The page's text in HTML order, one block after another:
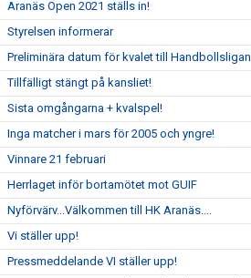
Aranäs Open 2021 ställs in!
Styrelsen informerar
Preliminära datum för kvalet till Handbollsligan
Tillfälligt stängt på kansliet!
Sista omgångarna + kvalspel!
Inga matcher i mars för 2005 och yngre!
Vinnare 21 februari
Herrlaget inför bortamötet mot GUIF
Nyförvärv...Välkommen till HK Aranäs....
Vi ställer upp!
Pressmeddelande VI ställer upp!